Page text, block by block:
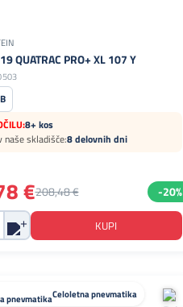
QUATRAC PRO+ XL 107 Y
B
8+ kos
naše skladišče:8 delovnih dni
€208,48 € -20%
Celoletna pnevmatika